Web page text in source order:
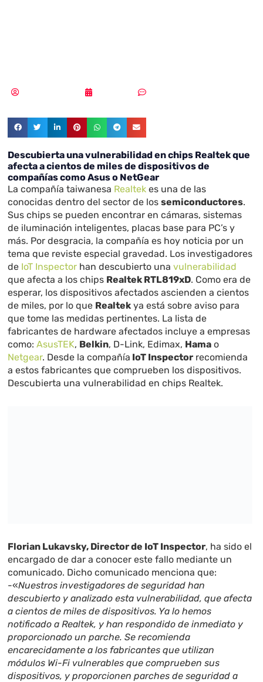
Descubierta una vulnerabilidad en chips Realtek que
afecta a cientos de miles de dispositivos de
compañías como Asus o NetGear
La compañía taiwanesa Realtek es una de las
conocidas dentro del sector de lossemiconductores.
Sus chips se pueden encontrar en cámaras, sistemas
de iluminación inteligentes, placas base para PC’s y
más. Por desgracia, la compañía es hoy noticia por un
tema que reviste especial gravedad. Los investigadores
de IoT Inspector han descubierto unavulnerabilidad
que afecta a los chips Realtek RTL819xD. Como era de
esperar, los dispositivos afectados ascienden a cientos
de miles, por lo que Realtek ya está sobre aviso para
que tome las medidas pertinentes. La lista de
fabricantes de hardware afectados incluye a empresas
como:AsusTEK, Belkin, D-Link, Edimax, Hama o
Netgear. Desde la compañía IoT Inspector recomienda
a estos fabricantes que comprueben los dispositivos.
Descubierta una vulnerabilidad en chips Realtek.
Florian Lukavsky, Director de IoT Inspector, ha sido el
encargado de dar a conocer este fallo mediante un
comunicado. Dicho comunicado menciona que:
-«Nuestros investigadores de seguridad han
descubierto y analizado esta vulnerabilidad, que afecta
a cientos de miles de dispositivos. Ya lo hemos
notificado a Realtek, y han respondido de inmediato y
proporcionado un parche. Se recomienda
encarecidamente a los fabricantes que utilizan
módulos Wi-Fi vulnerables que comprueben sus
dispositivos, y proporcionen parches de seguridad a